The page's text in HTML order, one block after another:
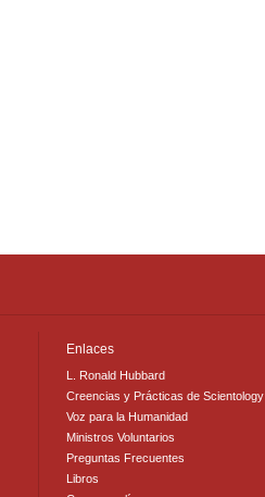
Enlaces
L. Ronald Hubbard
Creencias y Prácticas de Scientology
Voz para la Humanidad
Ministros Voluntarios
Preguntas Frecuentes
Libros